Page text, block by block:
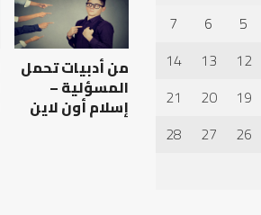
5
6
7
12
13
14
19
20
21
26
27
28
من أدبيات تحمل
المسؤلية –
إسلام أون لاين